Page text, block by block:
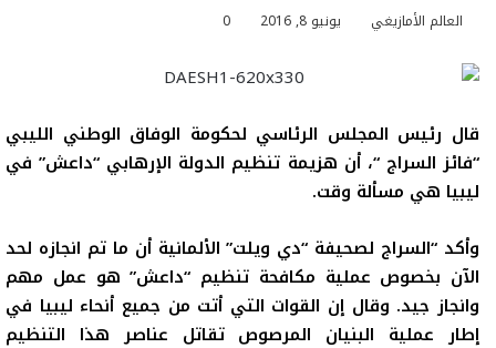
العالم الأمازيغي يونيو 8, 2016 0
قال رئيس المجلس الرئاسي لحكومة الوفاق الوطني الليبي
“فائز السراج “، أن هزيمة تنظيم الدولة الإرهابي “داعش” في
ليبيا هي مسألة وقت.
وأكد “السراج لصحيفة “دي ويلت” الألمانية أن ما تم انجازه لحد
الآن بخصوص عملية مكافحة تنظيم “داعش” هو عمل مهم
وانجاز جيد. وقال إن القوات التي أتت من جميع أنحاء ليبيا في
إطار عملية البنيان المرصوص تقاتل عناصر هذا التنظيم